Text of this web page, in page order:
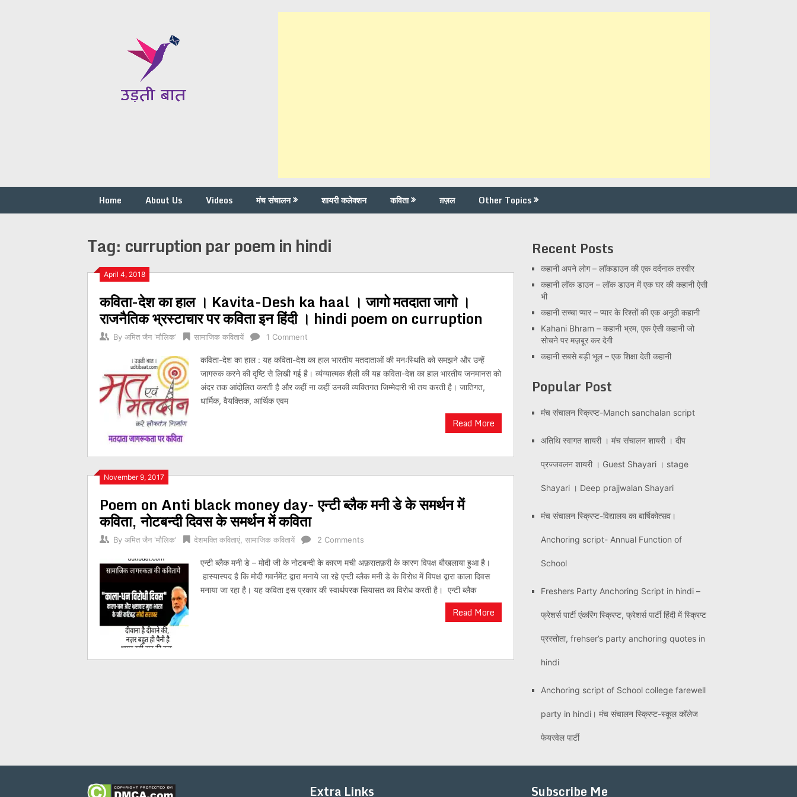
Home About Us Videos मंच संचालन शायरी कलेक्शन कविता ग़ज़ल Other Topics
Tag: curruption par poem in hindi
April 4, 2018
कविता-देश का हाल । Kavita-Desh ka haal । जागो मतदाता जागो ।
राजनैतिक भ्रस्टाचार पर कविता इन हिंदी । hindi poem on curruption
By अमित जैन 'मौलिक' सामाजिक कवितायें 1 Comment
कविता-देश का हाल : यह कविता-देश का हाल भारतीय मतदाताओं की मनःस्थिति को समझने और उन्हें
जागरुक करने की दृष्टि से लिखी गई है। व्यंग्यात्मक शैली की यह कविता-देश का हाल भारतीय जनमानस को
अंदर तक आंदोलित करती है और कहीं ना कहीं उनकी व्यक्तिगत जिम्मेदारी भी तय करती है। जातिगत,
धार्मिक, वैयक्तिक, आर्थिक एवम
Read More
November 9, 2017
Poem on Anti black money day- एन्टी ब्लैक मनी डे के समर्थन में
कविता, नोटबन्दी दिवस के समर्थन में कविता
By अमित जैन 'मौलिक' देशभक्ति कविताएं सामाजिक कवितायें 2 Comments
एन्टी ब्लैक मनी डे – मोदी जी के नोटबन्दी के कारण मची अफ़रातफ़री के कारण विपक्ष बौखलाया हुआ है।
हास्यास्पद है कि मोदी गवर्नमेंट द्वारा मनाये जा रहे एन्टी ब्लैक मनी डे के विरोध में विपक्ष द्वारा काला दिवस
मनाया जा रहा है। यह कविता इस प्रकार की स्वार्थपरक सियासत का विरोध करती है। एन्टी ब्लैक
Read More
Posts
navigation
Recent Posts
कहानी अपने लोग – लॉकडाउन की एक दर्दनाक तस्वीर
कहानी लॉक डाउन – लॉक डाउन में एक घर की कहानी ऐसी
भी
कहानी सच्चा प्यार – प्यार के रिश्तों की एक अनूठी कहानी
Kahani Bhram – कहानी भ्रम, एक ऐसी कहानी जो
सोचने पर मज़बूर कर देगी
कहानी सबसे बड़ी भूल – एक शिक्षा देती कहानी
Popular Post
मंच संचालन स्क्रिप्ट-Manch sanchalan script
अतिथि स्वागत शायरी । मंच संचालन शायरी । दीप
प्रज्जवलन शायरी । Guest Shayari । stage
Shayari । Deep prajjwalan Shayari
मंच संचालन स्क्रिप्ट-विद्यालय का बार्षिकोत्सव।
Anchoring script- Annual Function of
School
Freshers Party Anchoring Script in hindi –
फ्रेशर्स पार्टी एंकरिंग स्क्रिप्ट, फ्रेशर्स पार्टी हिंदी में स्क्रिप्ट
प्रस्तोता, frehser’s party anchoring quotes in
hindi
Anchoring script of School college farewell
party in hindi। मंच संचालन स्क्रिप्ट-स्कूल कॉलेज
फेयरवेल पार्टी
Extra Links Subscribe Me